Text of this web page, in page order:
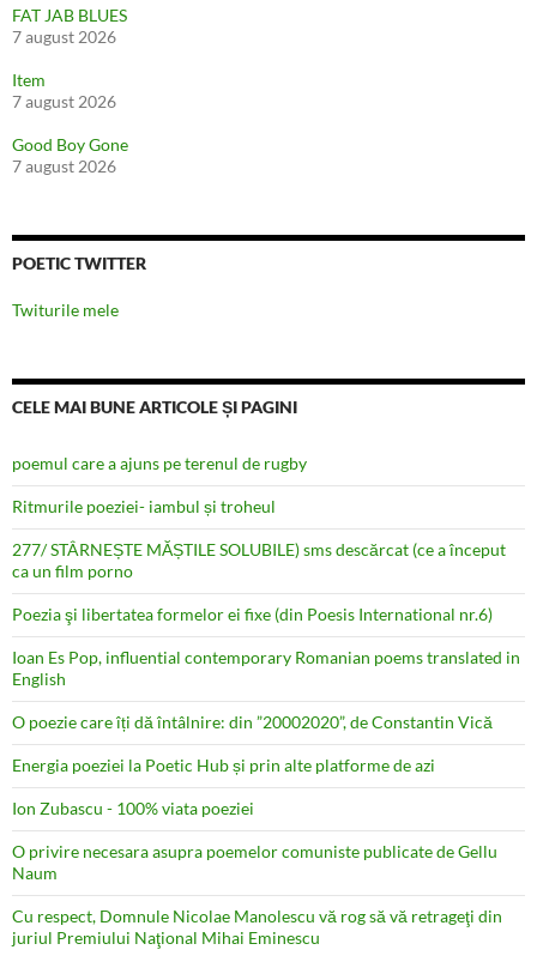
FAT JAB BLUES
7 august 2026
Item
7 august 2026
Good Boy Gone
7 august 2026
POETIC TWITTER
Twiturile mele
CELE MAI BUNE ARTICOLE ȘI PAGINI
poemul care a ajuns pe terenul de rugby
Ritmurile poeziei- iambul și troheul
277/ STÂRNEȘTE MĂȘTILE SOLUBILE) sms descărcat (ce a început
ca un film porno
Poezia şi libertatea formelor ei fixe (din Poesis International nr.6)
Ioan Es Pop, influential contemporary Romanian poems translated in
English
O poezie care îți dă întâlnire: din ”20002020”, de Constantin Vică
Energia poeziei la Poetic Hub și prin alte platforme de azi
Ion Zubascu - 100% viata poeziei
O privire necesara asupra poemelor comuniste publicate de Gellu
Naum
Cu respect, Domnule Nicolae Manolescu vă rog să vă retrageţi din
juriul Premiului Naţional Mihai Eminescu